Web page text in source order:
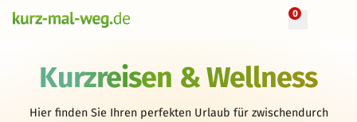
0
Kurzreisen & Wellness
Hier finden Sie Ihren perfekten Urlaub für zwischendurch